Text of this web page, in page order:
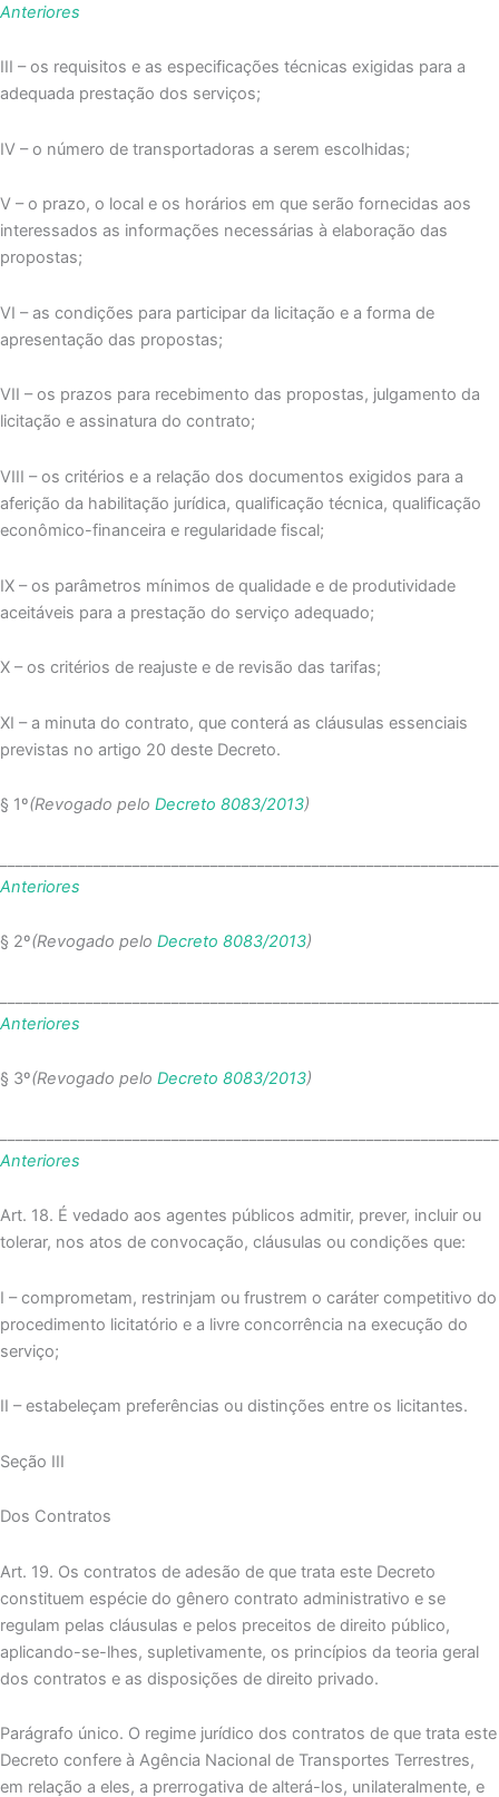
Anteriores
III – os requisitos e as especificações técnicas exigidas para a
adequada prestação dos serviços;
IV – o número de transportadoras a serem escolhidas;
V – o prazo, o local e os horários em que serão fornecidas aos
interessados as informações necessárias à elaboração das
propostas;
VI – as condições para participar da licitação e a forma de
apresentação das propostas;
VII – os prazos para recebimento das propostas, julgamento da
licitação e assinatura do contrato;
VIII – os critérios e a relação dos documentos exigidos para a
aferição da habilitação jurídica, qualificação técnica, qualificação
econômico-financeira e regularidade fiscal;
IX – os parâmetros mínimos de qualidade e de produtividade
aceitáveis para a prestação do serviço adequado;
X – os critérios de reajuste e de revisão das tarifas;
XI – a minuta do contrato, que conterá as cláusulas essenciais
previstas no artigo 20 deste Decreto.
§ 1º(Revogado pelo Decreto 8083/2013)
Anteriores
§ 2º(Revogado pelo Decreto 8083/2013)
Anteriores
§ 3º(Revogado pelo Decreto 8083/2013)
Anteriores
Art. 18. É vedado aos agentes públicos admitir, prever, incluir ou
tolerar, nos atos de convocação, cláusulas ou condições que:
I – comprometam, restrinjam ou frustrem o caráter competitivo do
procedimento licitatório e a livre concorrência na execução do
serviço;
II – estabeleçam preferências ou distinções entre os licitantes.
Seção III
Dos Contratos
Art. 19. Os contratos de adesão de que trata este Decreto
constituem espécie do gênero contrato administrativo e se
regulam pelas cláusulas e pelos preceitos de direito público,
aplicando-se-lhes, supletivamente, os princípios da teoria geral
dos contratos e as disposições de direito privado.
Parágrafo único. O regime jurídico dos contratos de que trata este
Decreto confere à Agência Nacional de Transportes Terrestres,
em relação a eles, a prerrogativa de alterá-los, unilateralmente, e